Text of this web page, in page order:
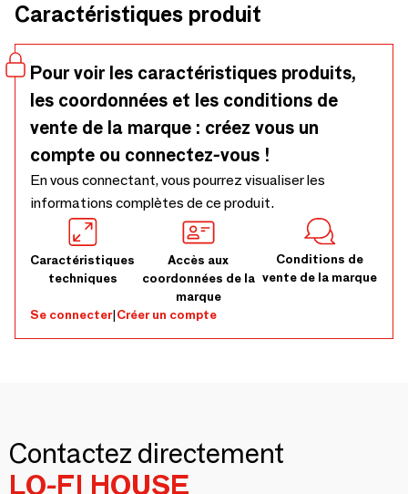
Caractéristiques produit
Pour voir les caractéristiques produits,
les coordonnées et les conditions de
vente de la marque : créez vous un
compte ou connectez-vous !
En vous connectant, vous pourrez visualiser les
informations complètes de ce produit.
Caractéristiques
techniques
Accès aux
coordonnées de la
marque
Conditions de
vente de la marque
Se connecter|Créer un compte
Contactez directement
LO-FI HOUSE